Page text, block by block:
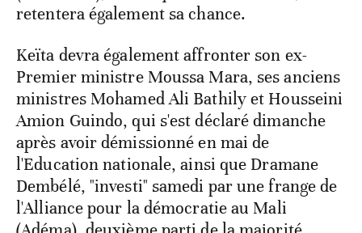
retentera également sa chance.
Keïta devra également affronter son ex-
Premier ministre Moussa Mara, ses anciens
ministres Mohamed Ali Bathily et Housseini
Amion Guindo, qui s'est déclaré dimanche
après avoir démissionné en mai de
l'Education nationale, ainsi que Dramane
Dembélé, "investi" samedi par une frange de
l'Alliance pour la démocratie au Mali